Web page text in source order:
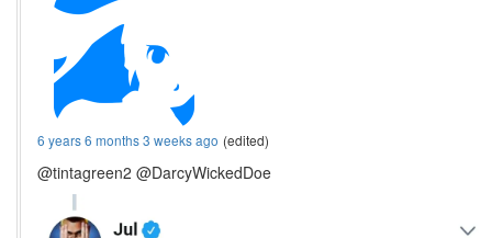
6 years 6 months 3 weeks ago (edited)
@tintagreen2 @DarcyWickedDoe